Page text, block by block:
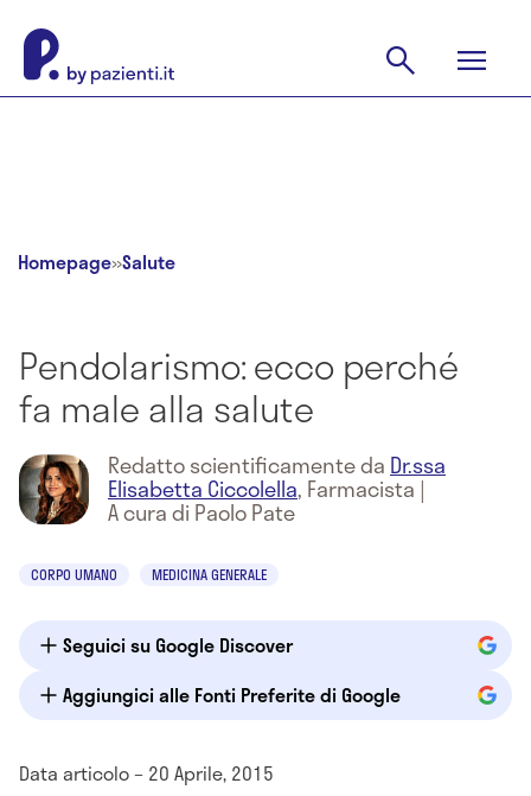
Homepage»Salute
Pendolarismo: ecco perché
fa male alla salute
Redatto scientificamente da Dr.ssa
Elisabetta Ciccolella, Farmacista |
A cura di Paolo Pate
CORPO UMANO MEDICINA GENERALE
Seguici su Google Discover
Aggiungici alle Fonti Preferite di Google
Data articolo – 20 Aprile, 2015